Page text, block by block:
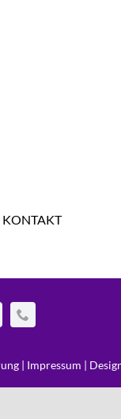
KONTAKT
| Impressum |